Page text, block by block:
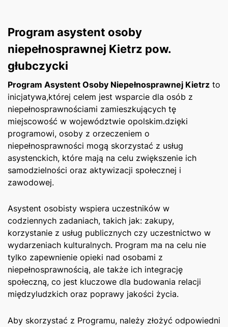
Program asystent osoby
niepełnosprawnej Kietrz pow.
głubczycki
Program Asystent Osoby Niepełnosprawnej ​Kietrz to
⁢inicjatywa,której celem jest wsparcie dla osób z
niepełnosprawnościami zamieszkujących tę
miejscowość ‌w województwie opolskim.dzięki
programowi, osoby z orzeczeniem o
niepełnosprawności mogą skorzystać z usług
asystenckich, które mają na celu zwiększenie ich
samodzielności oraz aktywizacji społecznej i
zawodowej.
Asystent osobisty wspiera uczestników w
codziennych zadaniach, takich jak: zakupy,
korzystanie z usług publicznych czy uczestnictwo w
wydarzeniach kulturalnych. Program ma na ​celu nie
tylko zapewnienie opieki nad osobami z​
niepełnosprawnością, ale także ich integrację
społeczną, co jest kluczowe dla budowania relacji
międzyludzkich⁣ oraz poprawy jakości życia.
Aby skorzystać z ⁢Programu, należy złożyć odpowiedni